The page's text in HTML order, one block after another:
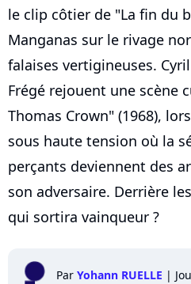
le clip côtier de "La fin du
Manganas sur le rivage
falaises vertigineuses.
Frégé rejouent une scène
Thomas Crown" (1968),
sous haute tension où la
perçants deviennent des
son adversaire. Derrière
qui sortira vainqueur ?
Par Yohann RUELLE |